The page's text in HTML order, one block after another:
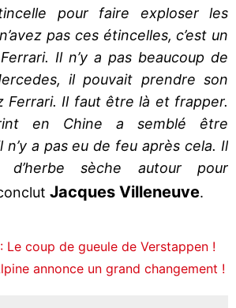
pour faire exploser les
pas ces étincelles, c’est un
Il n’y a pas beaucoup de
il pouvait prendre son
Ferrari. Il faut être là et frapper.
en Chine a semblé être
n’y a pas eu de feu après cela. Il
sèche autour pour
Jacques Villeneuve.
Le coup de gueule de Verstappen !
annonce un grand changement !